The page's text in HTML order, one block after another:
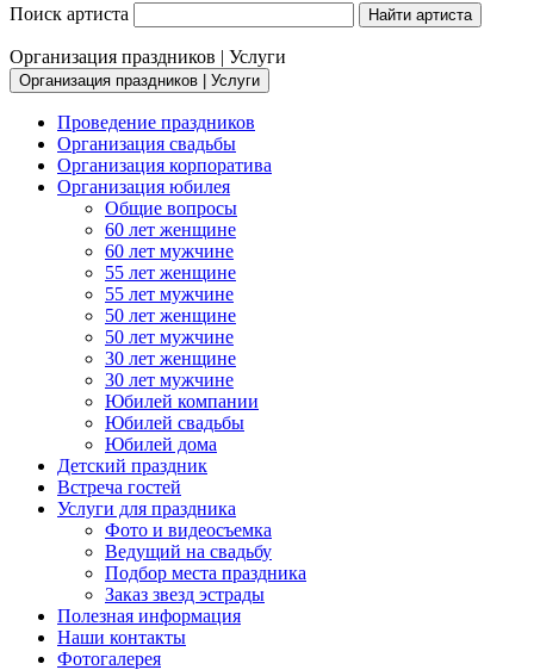
Поиск артиста
Организация праздников | Услуги
Организация праздников | Услуги
Проведение праздников
Организация свадьбы
Организация корпоратива
Организация юбилея
Общие вопросы
60 лет женщине
60 лет мужчине
55 лет женщине
55 лет мужчине
50 лет женщине
50 лет мужчине
30 лет женщине
30 лет мужчине
Юбилей компании
Юбилей свадьбы
Юбилей дома
Детский праздник
Встреча гостей
Услуги для праздника
Фото и видеосъемка
Ведущий на свадьбу
Подбор места праздника
Заказ звезд эстрады
Полезная информация
Наши контакты
Фотогалерея